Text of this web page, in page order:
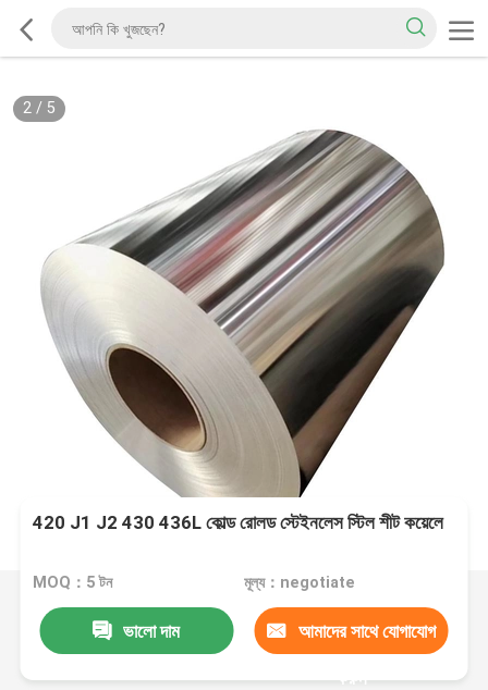
2/ 5
420 J1 J2 430 436L কোল্ড রোলড স্টেইনলেস স্টিল শীট কয়েলে
MOQ：5 টন মূল্য：negotiate
ভালো দাম আমাদের সাথে যোগাযোগ
করুন